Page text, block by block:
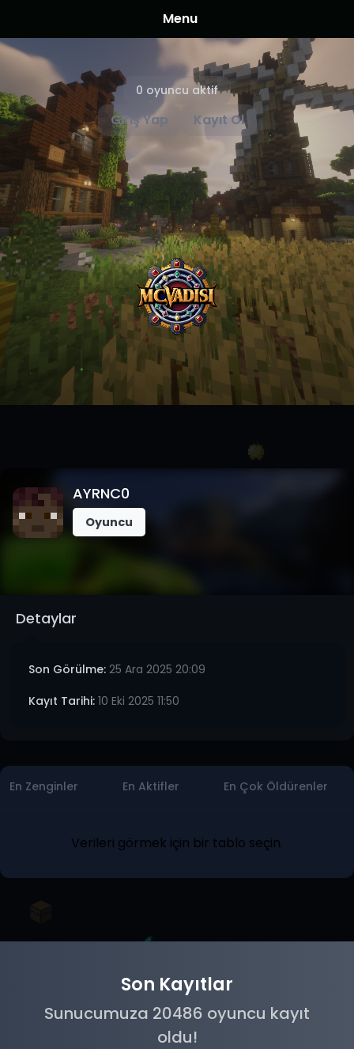
0 oyuncu aktif
Giriş Yap Kayıt Ol
Menu
AYRNC0
Oyuncu
Detaylar
Son Görülme: 25 Ara 2025 20:09
Kayıt Tarihi: 10 Eki 2025 11:50
En Zenginler En Aktifler En Çok Öldürenler
Verileri görmek için bir tablo seçin.
Son Kayıtlar
Sunucumuza 20486 oyuncu kayıt
oldu!